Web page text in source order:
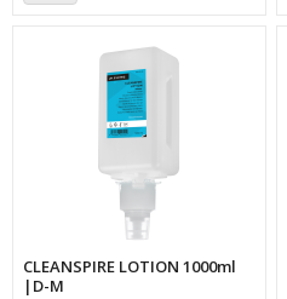
CLEANSPIRE LOTION 1000ml
|D-M